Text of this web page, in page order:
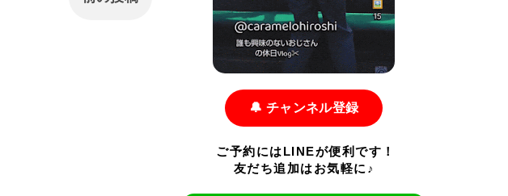
🔔 チャンネル登録
ご予約にはLINEが便利です！
友だち追加はお気軽に♪